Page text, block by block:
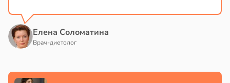
13:52
Елена Соломатина
Врач-диетолог
в16:23